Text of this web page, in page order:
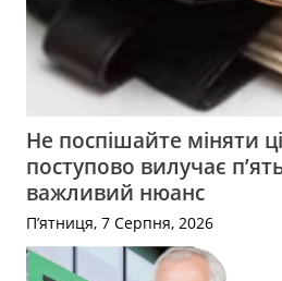
Не поспішайте міняти
поступово вилучає
важливий нюанс
П’ятниця, 7 Серпня, 2026